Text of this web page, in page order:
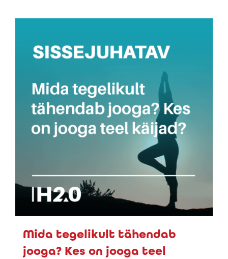
Mida tegelikult tähendab
jooga? Kes on jooga teel